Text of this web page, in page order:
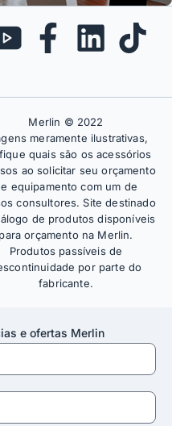
e ofertas Merlin
Merlin © 2022
meramente ilustrativas,
quais são os acessórios
ao solicitar seu orçamento
equipamento com um de
consultores. Site destinado
de produtos disponíveis
para orçamento na Merlin.
Produtos passíveis de
por parte do
fabricante.